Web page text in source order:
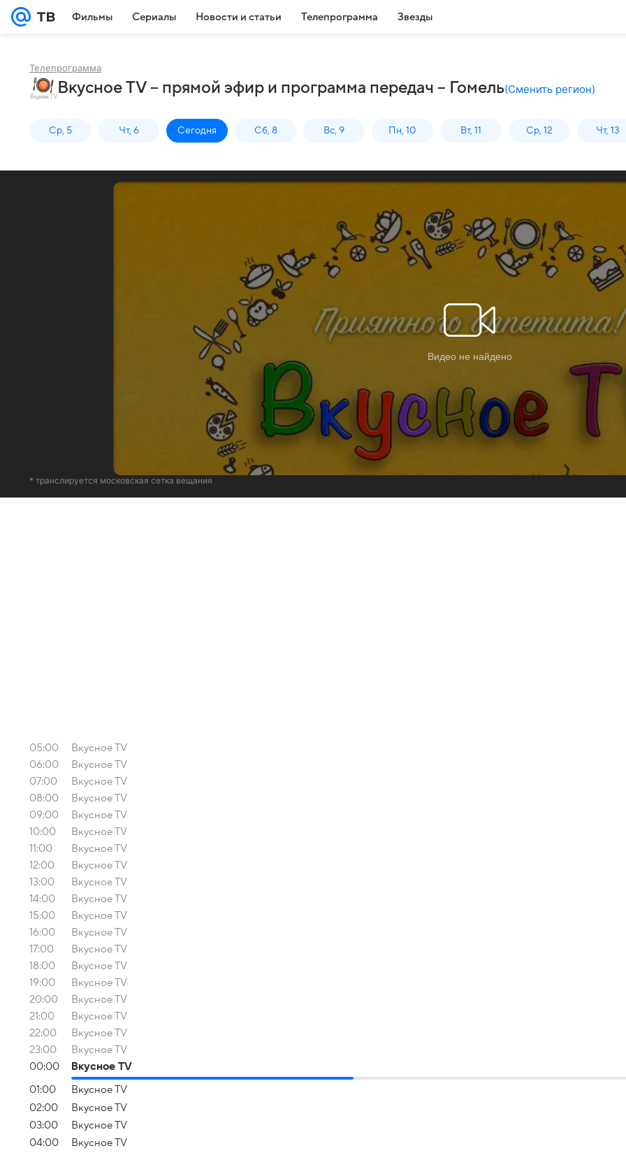
Фильмы Сериалы Новости и статьи Телепрограмма Звезды
Телепрограмма
Вкусное TV – прямой эфир и программа передач – Гомель(Сменить регион)
Ср, 5 Чт, 6 Сегодня Сб, 8 Вс, 9 Пн, 10 Вт, 11 Ср, 12 Чт, 13
* транслируется московская сетка вещания
05:00
Вкусное TV
06:00
Вкусное TV
07:00
Вкусное TV
08:00
Вкусное TV
09:00
Вкусное TV
10:00
Вкусное TV
11:00
Вкусное TV
12:00
Вкусное TV
13:00
Вкусное TV
14:00
Вкусное TV
15:00
Вкусное TV
16:00
Вкусное TV
17:00
Вкусное TV
18:00
Вкусное TV
19:00
Вкусное TV
20:00
Вкусное TV
21:00
Вкусное TV
22:00
Вкусное TV
23:00
Вкусное TV
00:00
Вкусное TV
01:00
Вкусное TV
02:00
Вкусное TV
03:00
Вкусное TV
04:00
Вкусное TV